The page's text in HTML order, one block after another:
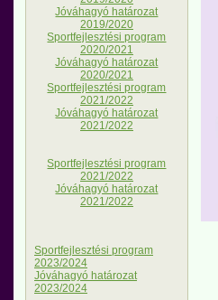
Jóváhagyó határozat
2019/2020
Sportfejlesztési program
2020/2021
Jóváhagyó határozat
2020/2021
Sportfejlesztési program
2021/2022
Jóváhagyó határozat
2021/2022
Sportfejlesztési program
2021/2022
Jóváhagyó határozat
2021/2022
Sportfejlesztési program
2023/2024
Jóváhagyó határozat
2023/2024